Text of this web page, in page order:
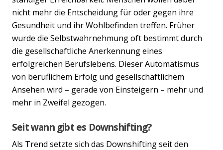
nicht mehr die Entscheidung für oder gegen ihre
Gesundheit und ihr Wohlbefinden treffen. Früher
wurde die Selbstwahrnehmung oft bestimmt durch
die gesellschaftliche Anerkennung eines
erfolgreichen Berufslebens. Dieser Automatismus
von beruflichem Erfolg und gesellschaftlichem
Ansehen wird – gerade von Einsteigern – mehr und
mehr in Zweifel gezogen.
Seit wann gibt es Downshifting?
Als Trend setzte sich das Downshifting seit den